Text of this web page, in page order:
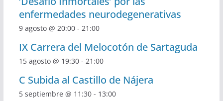
enfermedades neurodegenerativas
9 agosto @ 20:00- 21:00
IX Carrera del Melocotón de Sartaguda
15 agosto @ 19:30- 21:00
C Subida al Castillo de Nájera
5 septiembre @ 11:30- 13:00